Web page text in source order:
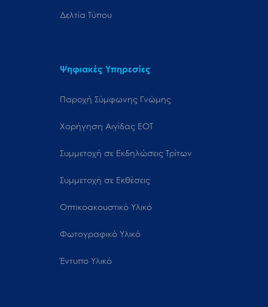
Δελτία Τύπου
Ψηφιακές Υπηρεσίες
Παροχή Σύμφωνης Γνώμης
Χορήγηση Αιγίδας ΕΟΤ
Συμμετοχή σε Εκδηλώσεις Τρίτων
Συμμετοχή σε Εκθέσεις
Οπτικοακουστικό Υλικό
Φωτογραφικό Υλικό
Έντυπο Υλικό